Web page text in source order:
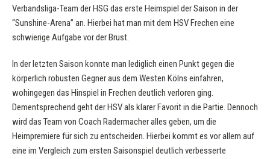
Verbandsliga-Team der HSG das erste Heimspiel der Saison in der
“Sunshine-Arena” an. Hierbei hat man mit dem HSV Frechen eine
schwierige Aufgabe vor der Brust.
In der letzten Saison konnte man lediglich einen Punkt gegen die
körperlich robusten Gegner aus dem Westen Kölns einfahren,
wohingegen das Hinspiel in Frechen deutlich verloren ging.
Dementsprechend geht der HSV als klarer Favorit in die Partie. Dennoch
wird das Team von Coach Radermacher alles geben, um die
Heimpremiere für sich zu entscheiden. Hierbei kommt es vor allem auf
eine im Vergleich zum ersten Saisonspiel deutlich verbesserte